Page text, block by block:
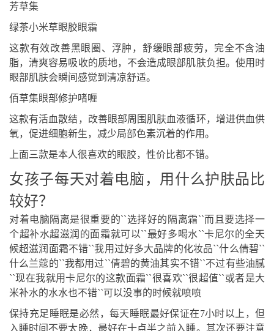
芳草集
绿茶小米草眼胶眼霜
这款有效改善黑眼圈、浮肿，舒缓眼部疲劳，完全不含油
脂，清爽容易吸收的质地，不会造成眼部肌肤负担。使用时
眼部肌肤会瞬间感觉到清凉舒适。
佰草集眼部修护啫喱
这款有活血散结，改善眼部周围肌肤血液循环，增进供血供
氧，促进细胞新生，减少局部色素沉着的作用。
上面三款是本人很喜欢的眼胶，性价比都不错。
女孩子每天对着电脑，用什么护肤品比
较好？
对着电脑隔离是很重要的``选择好的隔离霜``而且要选择一
个超补水超滋润的面霜就可以``最好多喝水``卡尼尔的全天
候超滋润面霜不错``我用过好多大品牌的化妆品``什么倩碧``
什么兰蔻的``我都用过``倩碧的黄油其实不错``不过有些油腻
``现在我就用卡尼尔的这款面霜``很喜欢``很超值``或者是大
米补水的水水也不错``可以没事的时候就喷喷
保持充足睡眠是必然，每天睡眠最好保证在7小时以上，但
入睡时间不要太晚，最好在十点半之前入睡。其次还要注意